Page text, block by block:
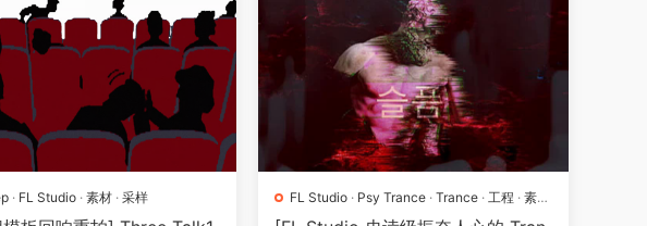
· FL Studio · 素材 · 采样 FL Studio · Psy Trance · Trance · 工程 · 素材
·
采样